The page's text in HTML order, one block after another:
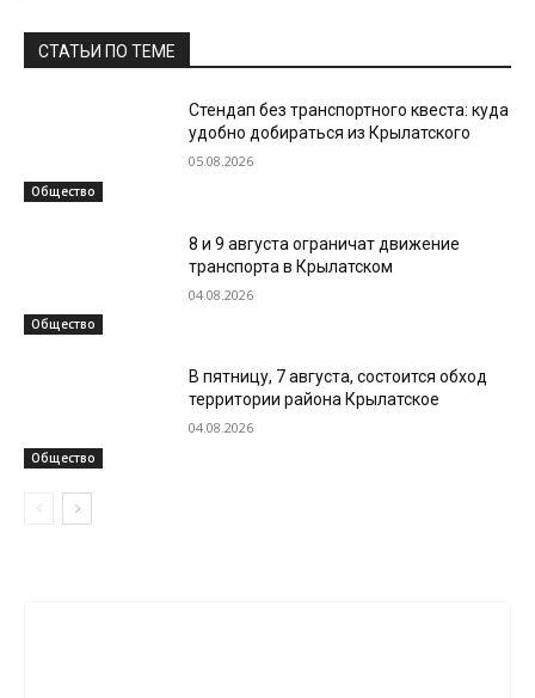
СТАТЬИ ПО ТЕМЕ
Общество
Стендап без транспортного квеста: куда
удобно добираться из Крылатского
05.08.2026
Общество
8 и 9 августа ограничат движение
транспорта в Крылатском
04.08.2026
Общество
В пятницу, 7 августа, состоится обход
территории района Крылатское
04.08.2026